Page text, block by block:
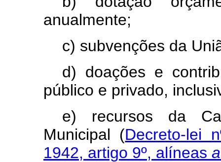
anualmente;
c) subvenções da
d) doações e
público e privado,
e) recursos da
Municipal (Decreto-lei
1942, artigo 9º, alíneas a